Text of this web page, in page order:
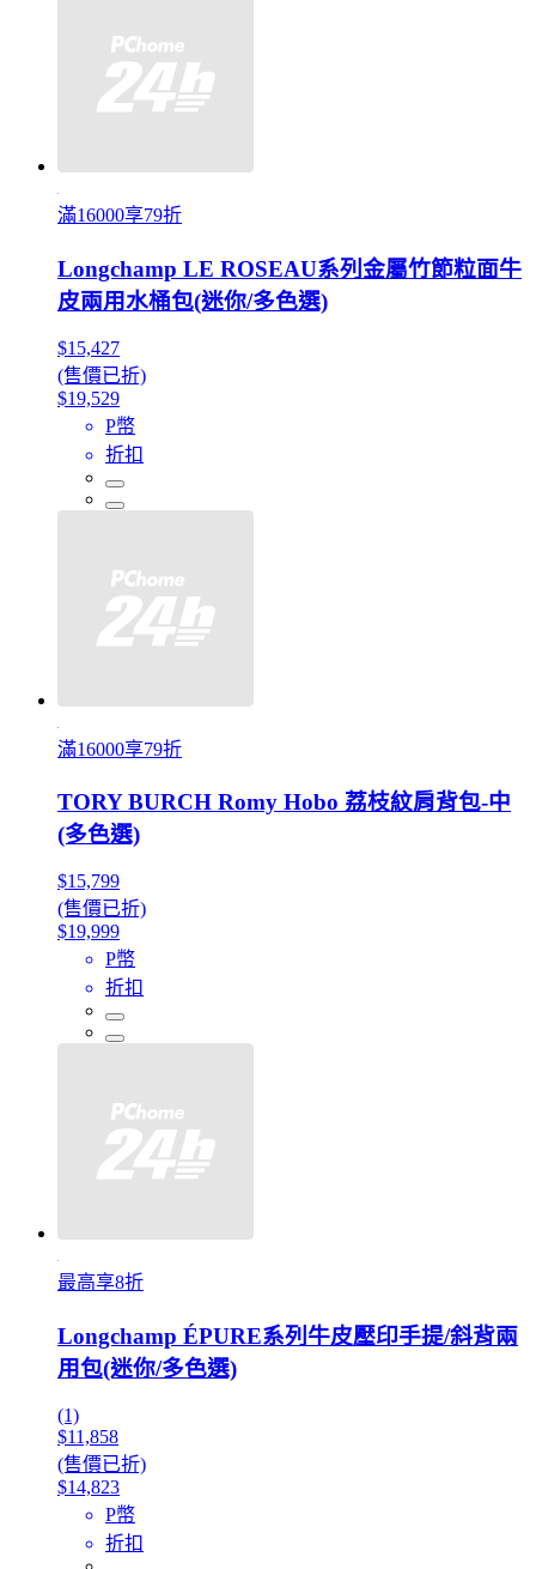
滿16000享79折
Longchamp LE ROSEAU系列金屬竹節粒面牛
皮兩用水桶包(迷你/多色選)
$15,427
(售價已折)
$19,529
P幣
折扣
滿16000享79折
TORY BURCH Romy Hobo 荔枝紋肩背包-中
(多色選)
$15,799
(售價已折)
$19,999
P幣
折扣
最高享8折
Longchamp ÉPURE系列牛皮壓印手提/斜背兩
用包(迷你/多色選)
(1)
$11,858
(售價已折)
$14,823
P幣
折扣